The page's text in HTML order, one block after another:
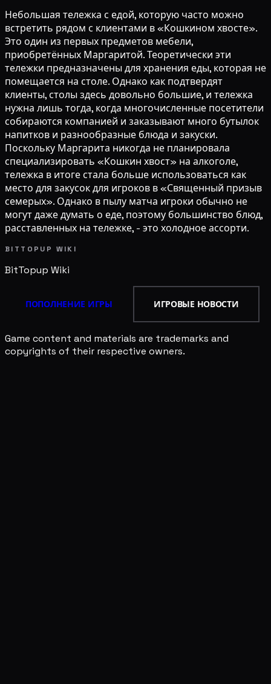
Небольшая тележка с едой, которую часто можно
встретить рядом с клиентами в «Кошкином хвосте».
Это один из первых предметов мебели,
приобретённых Маргаритой. Теоретически эти
тележки предназначены для хранения еды, которая не
помещается на столе. Однако как подтвердят
клиенты, столы здесь довольно большие, и тележка
нужна лишь тогда, когда многочисленные посетители
собираются компанией и заказывают много бутылок
напитков и разнообразные блюда и закуски.
Поскольку Маргарита никогда не планировала
специализировать «Кошкин хвост» на алкоголе,
тележка в итоге стала больше использоваться как
место для закусок для игроков в «Священный призыв
семерых». Однако в пылу матча игроки обычно не
могут даже думать о еде, поэтому большинство блюд,
расставленных на тележке, - это холодное ассорти.
BITTOPUP WIKI
BitTopup Wiki
ПОПОЛНЕНИЕ ИГРЫ ИГРОВЫЕ НОВОСТИ
Game content and materials are trademarks and
copyrights of their respective owners.